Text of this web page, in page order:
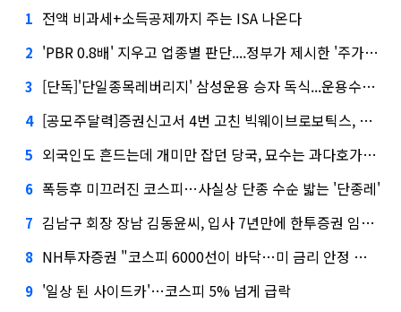
1 전액 비과세+소득공제까지 주는 ISA 나온다
2 'PBR 0.8배' 지우고 업종별 판단....정부가 제시한 '주가 누르기' 방지법
3 [단독]'단일종목레버리지' 삼성운용 승자 독식...운용수익 미래에셋의 6배
4 [공모주달력]증권신고서 4번 고친 빅웨이브로보틱스, 수요예측
5 외국인도 흔드는데 개미만 잡던 당국, 묘수는 과다호가부담금?
6 폭등후 미끄러진 코스피…사실상 단종 수순 밟는 '단종레'
7 김남구 회장 장남 김동윤씨, 입사 7년만에 한투증권 임원 승진
8 NH투자증권 "코스피 6000선이 바닥…미 금리 안정 후 추가 회복"
9 '일상 된 사이드카'…코스피 5% 넘게 급락